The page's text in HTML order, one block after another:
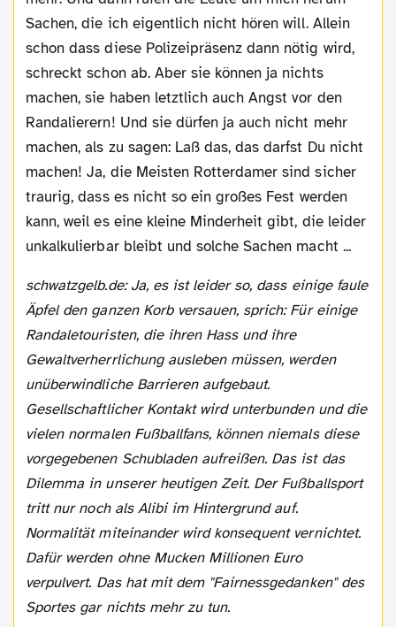
Sachen, die ich eigentlich nicht hören will. Allein
schon dass diese Polizeipräsenz dann nötig wird,
schreckt schon ab. Aber sie können ja nichts
machen, sie haben letztlich auch Angst vor den
Randalierern! Und sie dürfen ja auch nicht mehr
machen, als zu sagen: Laß das, das darfst Du nicht
machen! Ja, die Meisten Rotterdamer sind sicher
traurig, dass es nicht so ein großes Fest werden
kann, weil es eine kleine Minderheit gibt, die leider
unkalkulierbar bleibt und solche Sachen macht ...
schwatzgelb.de: Ja, es ist leider so, dass einige faule
Äpfel den ganzen Korb versauen, sprich: Für einige
Randaletouristen, die ihren Hass und ihre
Gewaltverherrlichung ausleben müssen, werden
unüberwindliche Barrieren aufgebaut.
Gesellschaftlicher Kontakt wird unterbunden und die
vielen normalen Fußballfans, können niemals diese
vorgegebenen Schubladen aufreißen. Das ist das
Dilemma in unserer heutigen Zeit. Der Fußballsport
tritt nur noch als Alibi im Hintergrund auf.
Normalität miteinander wird konsequent vernichtet.
Dafür werden ohne Mucken Millionen Euro
verpulvert. Das hat mit dem "Fairnessgedanken" des
Sportes gar nichts mehr zu tun.